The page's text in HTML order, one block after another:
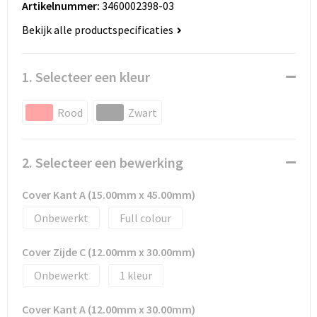
ICT
Reizen & recreatie
Scholen & Verenigingen
Wellness en zorg
Zakelijke dienstverlening
Huis, Tuin en Dier
Geboorte, kinderen en speelgoed
Landbouw
Safety
Schrijfwaren
Bodywarmers en vesten
Dekens, Fleecedekens en Kussens
Fluo - Veiligheid
Jassen
Kinderen
Eco gifts
Reizen & Recreatie
Scholen & Vereniging
Wellness en zorg
Artikelnummer: 3460002398-03
Bekijk alle productspecificaties
1. Selecteer een kleur
Rood Zwart
2. Selecteer een bewerking
Cover Kant A (15.00mm x 45.00mm)
Onbewerkt
Full colour
Cover Zijde C (12.00mm x 30.00mm)
Onbewerkt
1
Cover Kant A (12.00mm x 30.00mm)